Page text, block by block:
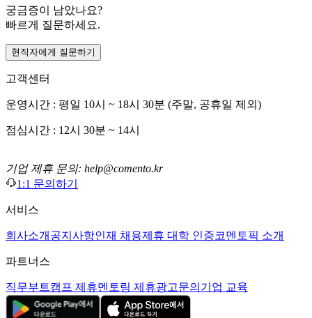
궁금증이 남았나요?
빠르게 질문하세요.
현직자에게 질문하기
고객센터
운영시간 : 평일 10시 ~ 18시 30분 (주말, 공휴일 제외)
점심시간 : 12시 30분 ~ 14시
기업 제휴 문의: help@comento.kr
1:1 문의하기
서비스
회사소개 공지사항인재 채용제휴 대학 인증코멘토픽 소개
파트너스
직무부트캠프 제휴멘토링 제휴광고문의 기업 교육